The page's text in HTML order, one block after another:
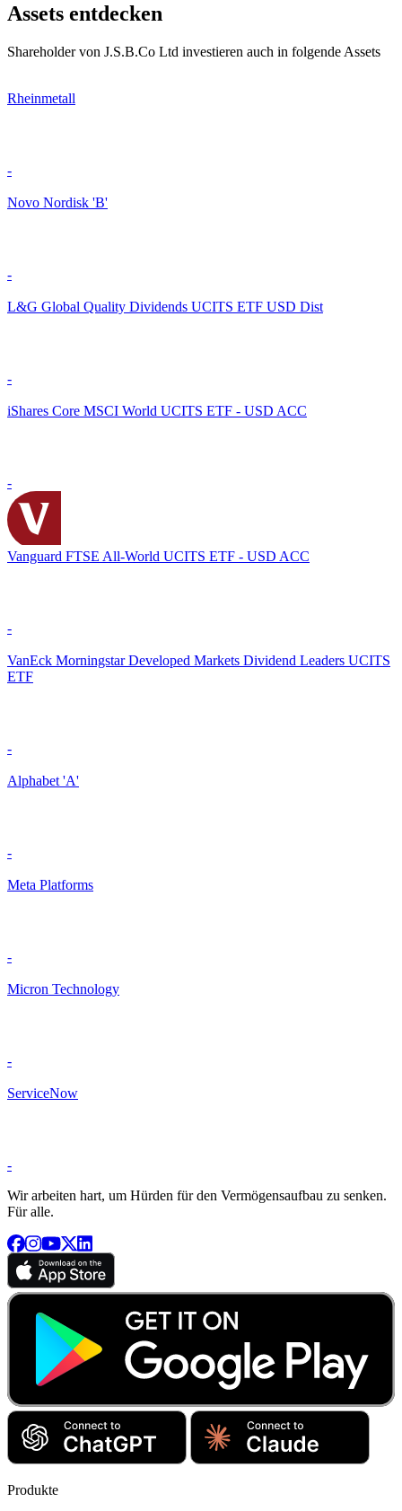
Assets entdecken
Shareholder von J.S.B.Co Ltd investieren auch in folgende Assets
Rheinmetall
-
Novo Nordisk 'B'
-
L&G Global Quality Dividends UCITS ETF USD Dist
-
iShares Core MSCI World UCITS ETF - USD ACC
-
Vanguard FTSE All-World UCITS ETF - USD ACC
-
VanEck Morningstar Developed Markets Dividend Leaders UCITS
ETF
-
Alphabet 'A'
-
Meta Platforms
-
Micron Technology
-
ServiceNow
-
Wir arbeiten hart, um Hürden für den Vermögensaufbau zu senken.
Für alle.
Produkte